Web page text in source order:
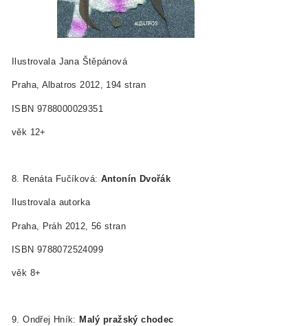
Ilustrovala Jana Štěpánová
Praha, Albatros 2012, 194 stran
ISBN 978­80­00­02935­1
věk 12+
8. Renáta Fučíková: Antonín Dvořák
Ilustrovala autorka
Praha, Práh 2012, 56 stran
ISBN 978­80­7252­409­9
věk 8+
9. Ondřej Hník: Malý pražský chodec